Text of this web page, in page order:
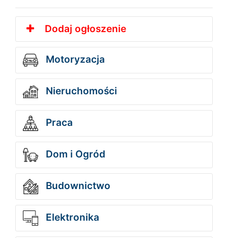
Dodaj ogłoszenie
Motoryzacja
Nieruchomości
Praca
Dom i Ogród
Budownictwo
Elektronika